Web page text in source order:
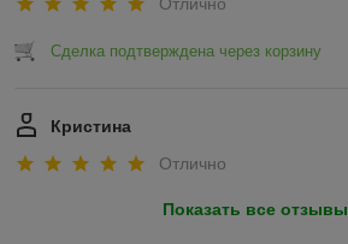
Сделка подтверждена через корзину
Кристина
Отлично
Показать все отзывы